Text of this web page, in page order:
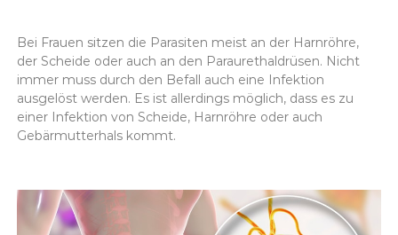
Bei Frauen sitzen die Parasiten meist an der Harnröhre,
der Scheide oder auch an den Paraurethaldrüsen. Nicht
immer muss durch den Befall auch eine Infektion
ausgelöst werden. Es ist allerdings möglich, dass es zu
einer Infektion von Scheide, Harnröhre oder auch
Gebärmutterhals kommt.